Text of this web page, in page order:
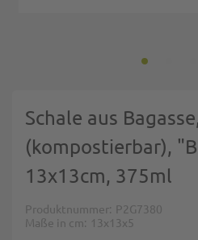
Schale aus
(kompostierbar),
13x13cm, 375ml
Produktnummer P2G7380
Maße in cm
13x13x5